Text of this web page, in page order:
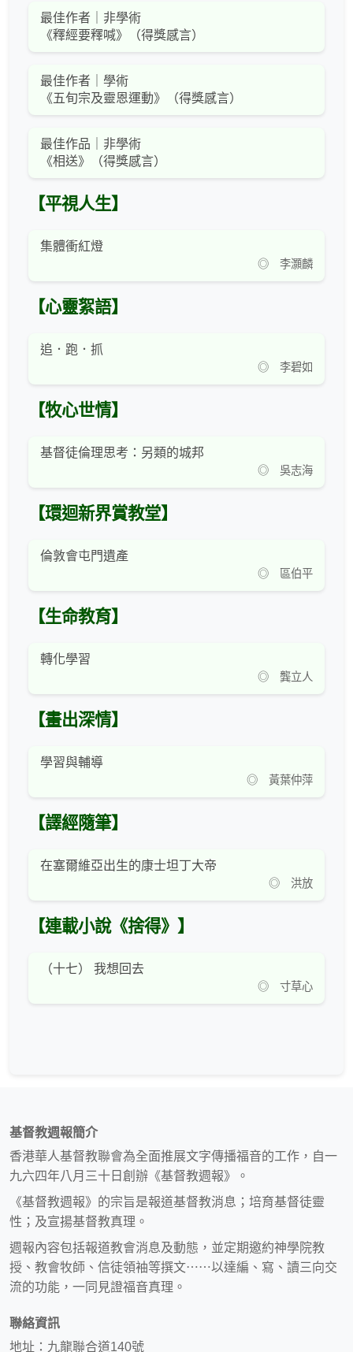
最佳作者｜非學術
《釋經要釋喊》（得獎感言）
最佳作者｜學術
《五旬宗及靈恩運動》（得獎感言）
最佳作品｜非學術
《相送》（得獎感言）
【平視人生】
集體衝紅燈
◎ 李灝麟
【心靈絮語】
追．跑．抓
◎ 李碧如
【牧心世情】
基督徒倫理思考：另類的城邦
◎ 吳志海
【環迴新界賞教堂】
倫敦會屯門遺產
◎ 區伯平
【生命教育】
轉化學習
◎ 龔立人
【畫出深情】
學習與輔導
◎ 黃葉仲萍
【譯經隨筆】
在塞爾維亞出生的康士坦丁大帝
◎ 洪放
【連載小說《捨得》】
（十七） 我想回去
◎ 寸草心
基督教週報簡介
香港華人基督教聯會為全面推展文字傳播福音的工作，自一
九六四年八月三十日創辦《基督教週報》。
《基督教週報》的宗旨是報道基督教消息；培育基督徒靈
性；及宣揚基督教真理。
週報內容包括報道教會消息及動態，並定期邀約神學院教
授、教會牧師、信徒領袖等撰文⋯⋯以達編、寫、讀三向交
流的功能，一同見證福音真理。
聯絡資訊
地址：九龍聯合道140號